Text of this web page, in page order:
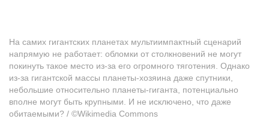
На самих гигантских планетах мультиимпактный сценарий
напрямую не работает: обломки от столкновений не могут
покинуть такое место из-за его огромного тяготения. Однако
из-за гигантской массы планеты-хозяина даже спутники,
небольшие относительно планеты-гиганта, потенциально
вполне могут быть крупными. И не исключено, что даже
обитаемыми? / ©Wikimedia Commons